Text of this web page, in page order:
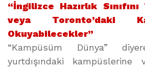
“İngilizce Hazırlık
veya Toronto’daki
Okuyabilecekler”
“Kampüsüm Dünya”
yurtdışındaki kampüslerine